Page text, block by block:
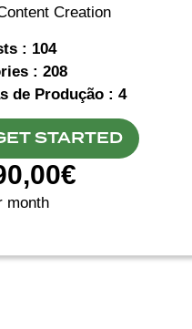
Creation
: 104
: 208
de Produção : 4
STARTED
month